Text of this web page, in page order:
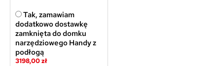
Tak, zamawiam
dodatkowo dostawkę
zamknięta do domku
narzędziowego Handy z
podłogą
3198,00 zł